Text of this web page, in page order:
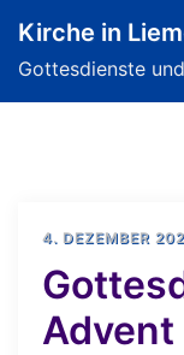
Inhalt
springen
Kirche in
Gottesdienste
4. DEZEMBER
Advent